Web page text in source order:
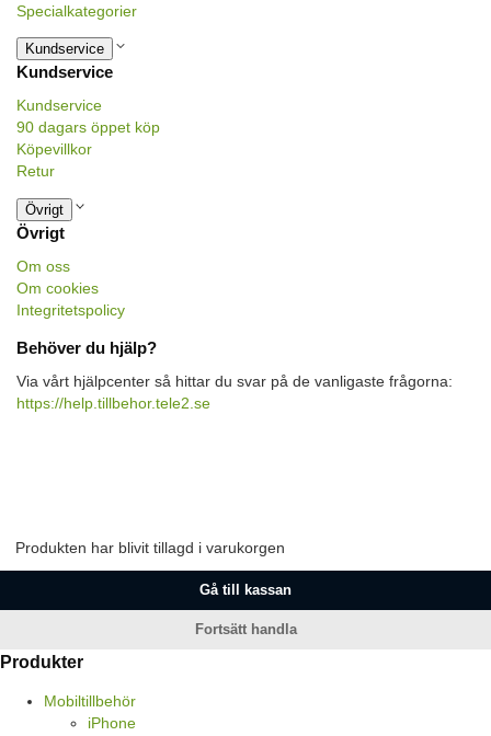
Specialkategorier
Kundservice
Kundservice
Kundservice
90 dagars öppet köp
Köpevillkor
Retur
Övrigt
Övrigt
Om oss
Om cookies
Integritetspolicy
Behöver du hjälp?
Via vårt hjälpcenter så hittar du svar på de vanligaste frågorna:
https://help.tillbehor.tele2.se
Produkten har blivit tillagd i varukorgen
Gå till kassan
Fortsätt handla
Produkter
Mobiltillbehör
iPhone